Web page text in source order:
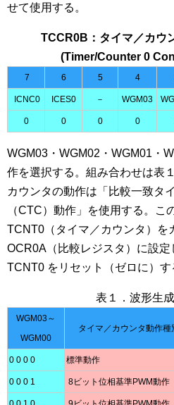
せて使用する。
TCCR0B：タイマ／カウ
(Timer/Counter 0
7 6 5 4
ICNC0 ICES0 － WGM03
0 0 0 0
WGM03・WGM02・WGM01・
作を選択する。組み合わせは表
カウンタの動作は「比較一致タ
（CTC）動作」を使用する。こ
TCNT0（タイマ／カウンタ）を
OCR0A（比較レジスタ）に設定
TCNT0 をリセット（ゼロに）す
表１．波形生
WGM03～
WGM00
タイマ／カウンタ動作種
0 0 0 0 標準動作
0 0 0 1 8ビット位相基準PWM動作